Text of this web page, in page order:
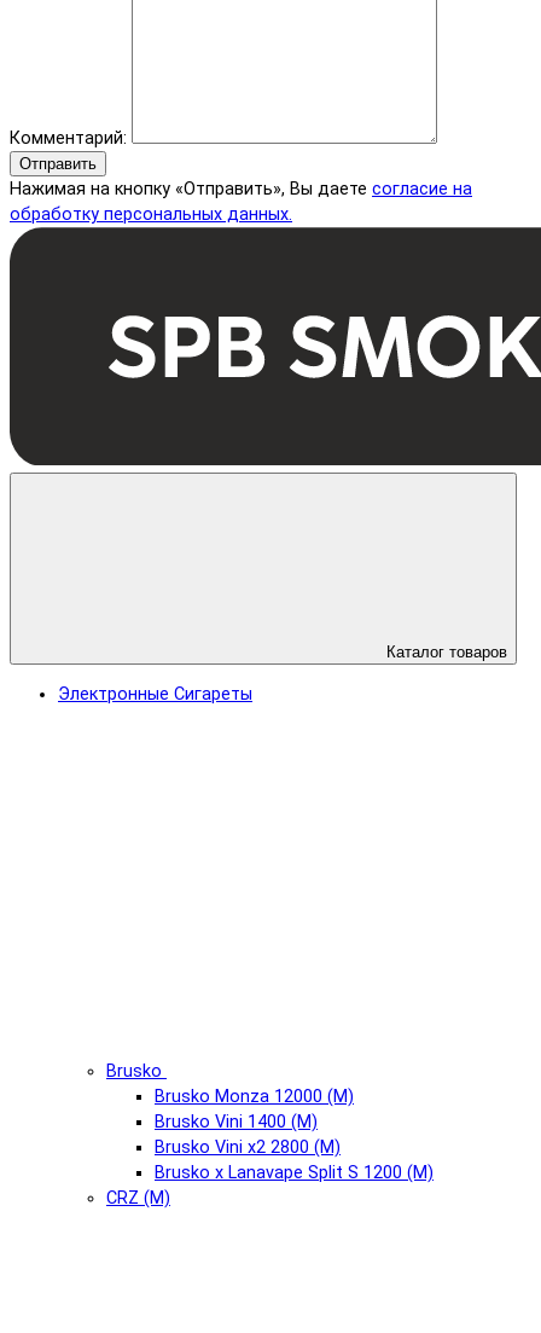
Комментарий:
Отправить
Нажимая на кнопку «Отправить», Вы даете согласие на
обработку персональных данных.
Каталог товаров
Электронные Сигареты
Brusko
Brusko Monza 12000 (М)
Brusko Vini 1400 (М)
Brusko Vini x2 2800 (М)
Brusko x Lanavape Split S 1200 (М)
CRZ (М)